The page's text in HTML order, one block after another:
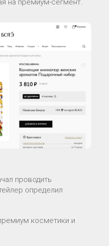
на премиум-сегмент.
проводить
определил
косметики и